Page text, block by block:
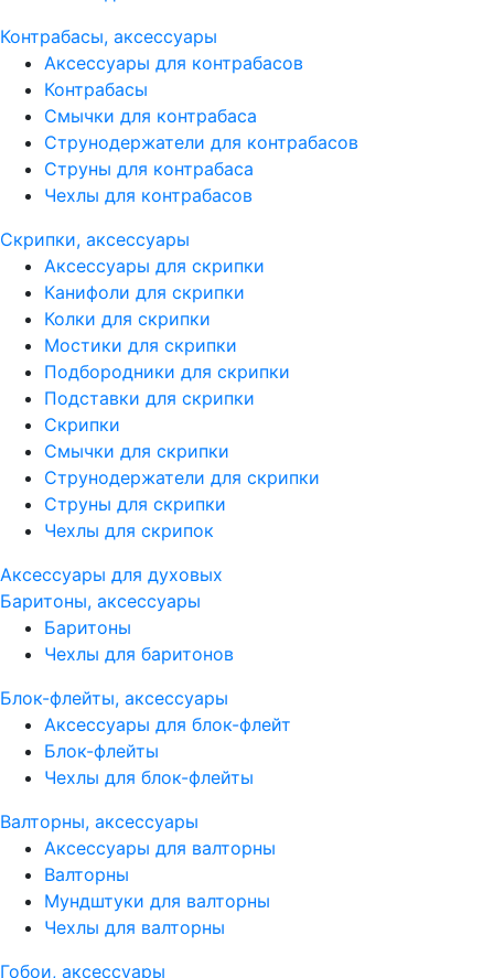
Контрабасы, аксессуары
Аксессуары для контрабасов
Контрабасы
Смычки для контрабаса
Струнодержатели для контрабасов
Струны для контрабаса
Чехлы для контрабасов
Скрипки, аксессуары
Аксессуары для скрипки
Канифоли для скрипки
Колки для скрипки
Мостики для скрипки
Подбородники для скрипки
Подставки для скрипки
Скрипки
Смычки для скрипки
Струнодержатели для скрипки
Струны для скрипки
Чехлы для скрипок
Аксессуары для духовых
Баритоны, аксессуары
Баритоны
Чехлы для баритонов
Блок-флейты, аксессуары
Аксессуары для блок-флейт
Блок-флейты
Чехлы для блок-флейты
Валторны, аксессуары
Аксессуары для валторны
Валторны
Мундштуки для валторны
Чехлы для валторны
Гобои, аксессуары